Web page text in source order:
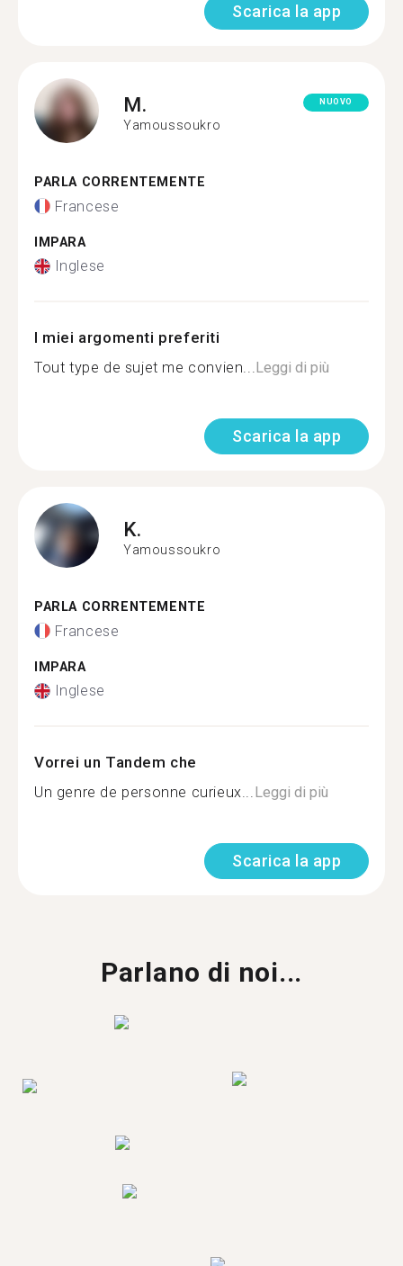
Scarica la app
M.
Yamoussoukro
NUOVO
PARLA CORRENTEMENTE
Francese
IMPARA
Inglese
I miei argomenti preferiti
Tout type de sujet me convien...Leggi di più
Scarica la app
K.
Yamoussoukro
PARLA CORRENTEMENTE
Francese
IMPARA
Inglese
Vorrei un Tandem che
Un genre de personne curieux...Leggi di più
Scarica la app
Parlano di noi...